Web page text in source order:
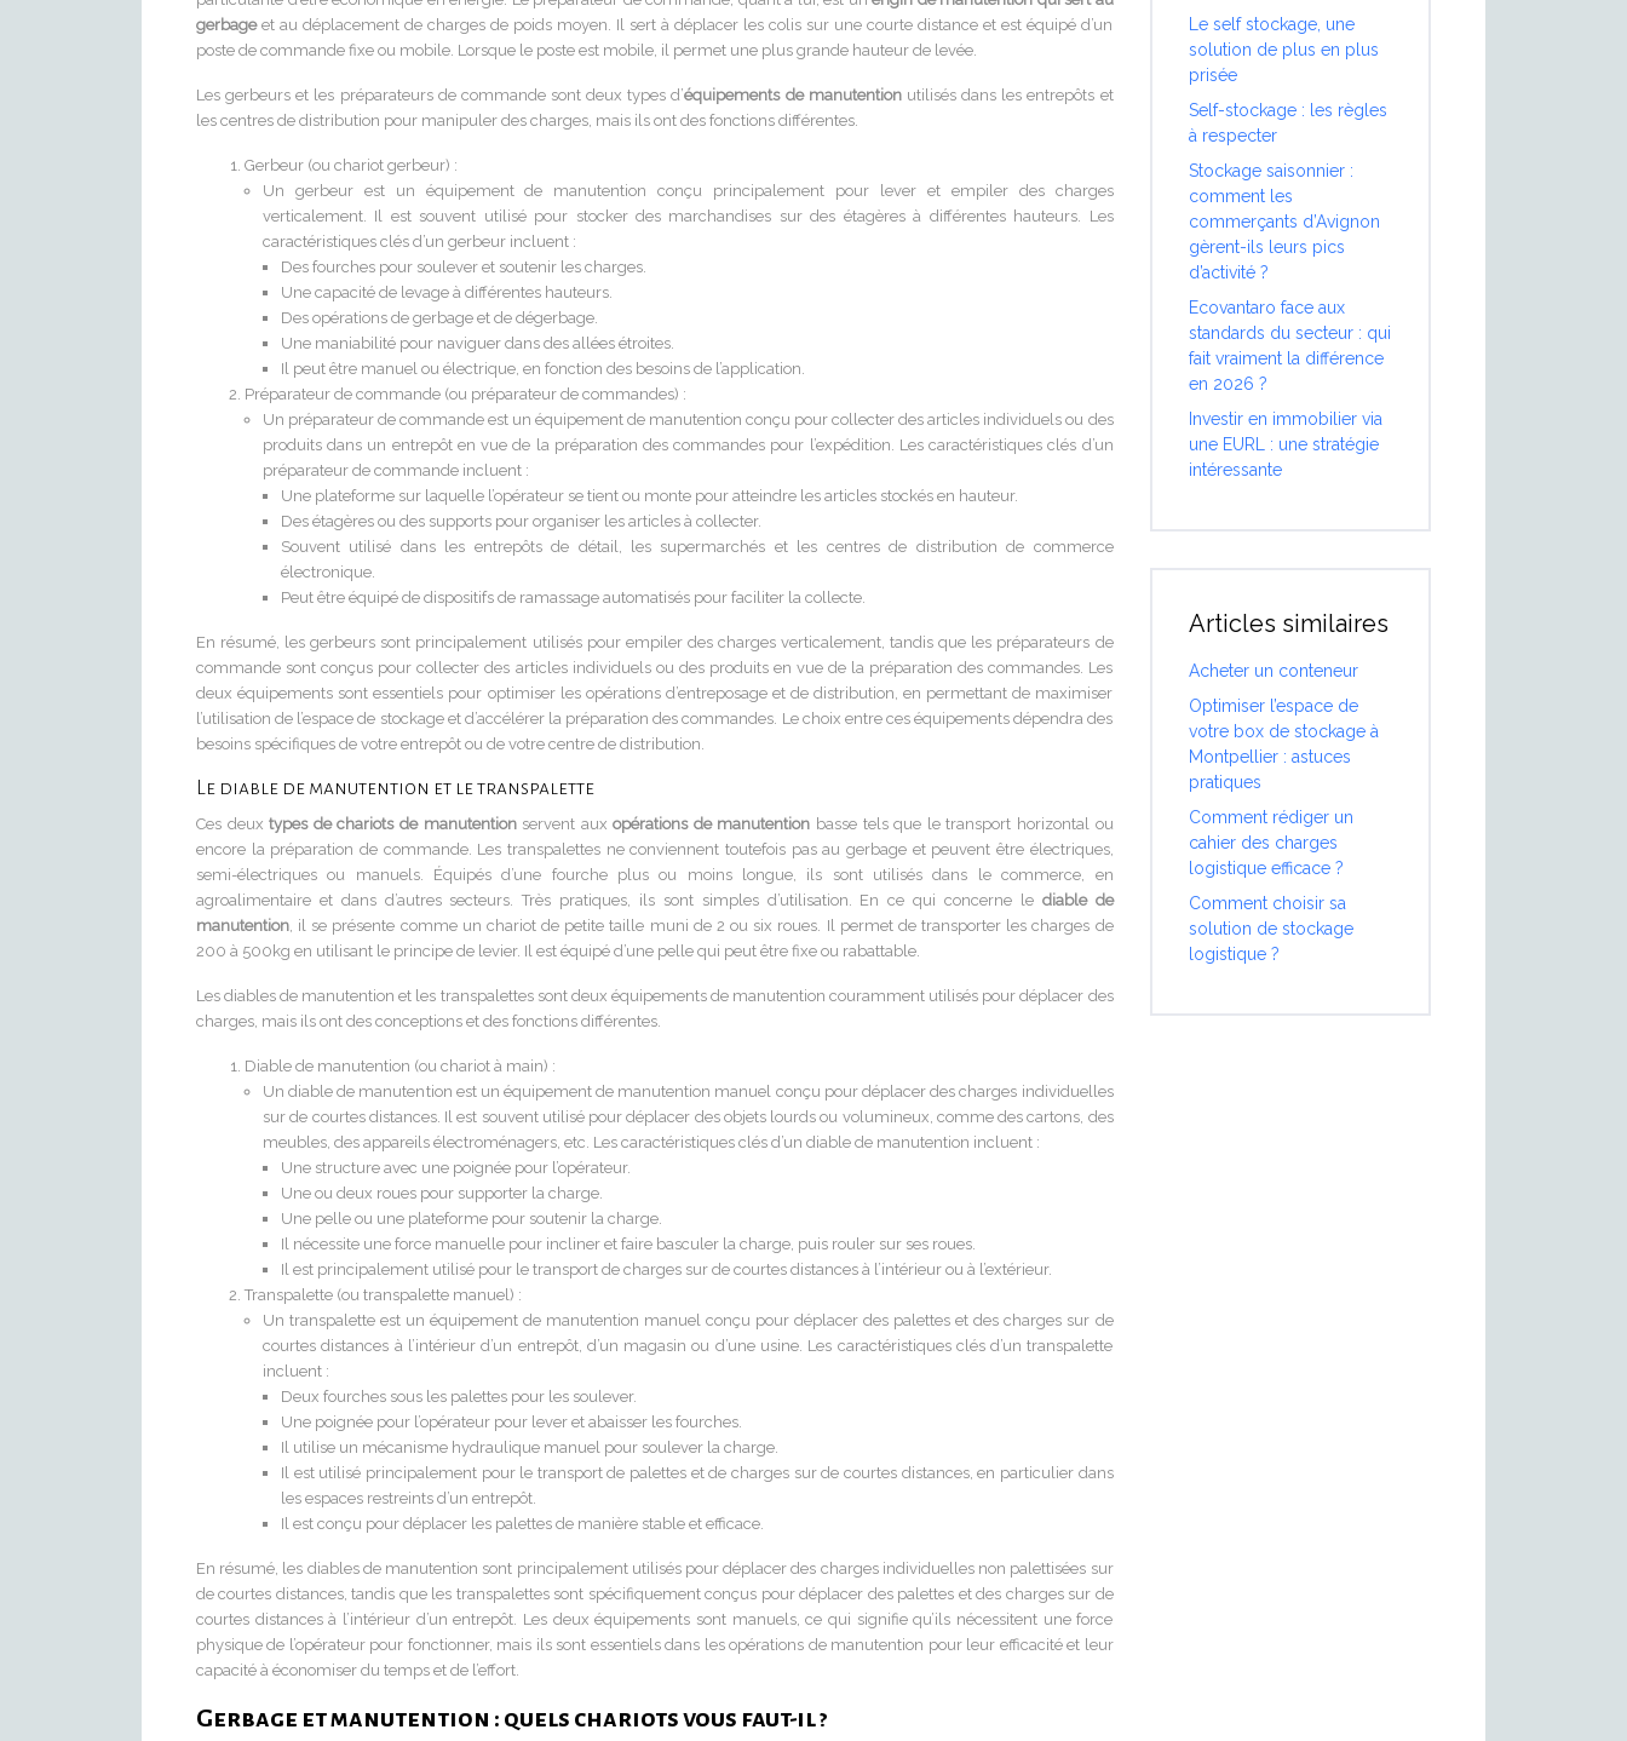
gerbageet au déplacement de charges de poids moyen. Il sert à déplacer les colis sur une courte distance et est équipé d’un
poste de commande fixe ou mobile. Lorsque le poste est mobile, il permet une plus grande hauteur de levée.
Les gerbeurs et les préparateurs de commande sont deux types d’équipements de manutentionutilisés dans les entrepôts et
les centres de distribution pour manipuler des charges, mais ils ont des fonctions différentes.
Gerbeur (ou chariot gerbeur) :
Un gerbeur est un équipement de manutention conçu principalement pour lever et empiler des charges
verticalement. Il est souvent utilisé pour stocker des marchandises sur des étagères à différentes hauteurs. Les
caractéristiques clés d’un gerbeur incluent :
Des fourches pour soulever et soutenir les charges.
Une capacité de levage à différentes hauteurs.
Des opérations de gerbage et de dégerbage.
Une maniabilité pour naviguer dans des allées étroites.
Il peut être manuel ou électrique, en fonction des besoins de l’application.
Préparateur de commande (ou préparateur de commandes) :
Un préparateur de commande est un équipement de manutention conçu pour collecter des articles individuels ou des
produits dans un entrepôt en vue de la préparation des commandes pour l’expédition. Les caractéristiques clés d’un
préparateur de commande incluent :
Une plateforme sur laquelle l’opérateur se tient ou monte pour atteindre les articles stockés en hauteur.
Des étagères ou des supports pour organiser les articles à collecter.
Souvent utilisé dans les entrepôts de détail, les supermarchés et les centres de distribution de commerce
électronique.
Peut être équipé de dispositifs de ramassage automatisés pour faciliter la collecte.
En résumé, les gerbeurs sont principalement utilisés pour empiler des charges verticalement, tandis que les préparateurs de
commande sont conçus pour collecter des articles individuels ou des produits en vue de la préparation des commandes. Les
deux équipements sont essentiels pour optimiser les opérations d’entreposage et de distribution, en permettant de maximiser
l’utilisation de l’espace de stockage et d’accélérer la préparation des commandes. Le choix entre ces équipements dépendra des
besoins spécifiques de votre entrepôt ou de votre centre de distribution.
Le diable de manutention et le transpalette
Ces deuxtypes de chariots de manutentionservent auxopérations de manutention basse tels que le transport horizontal ou
encore la préparation de commande. Les transpalettes ne conviennent toutefois pas au gerbage et peuvent être électriques,
semi-électriques ou manuels. Équipés d’une fourche plus ou moins longue, ils sont utilisés dans le commerce, en
agroalimentaire et dans d’autres secteurs. Très pratiques, ils sont simples d’utilisation. En ce qui concerne lediable de
manutention, il se présente comme un chariot de petite taille muni de 2 ou six roues. Il permet de transporter les charges de
200 à 500kg en utilisant le principe de levier. Il est équipé d’une pelle qui peut être fixe ou rabattable.
Les diables de manutention et les transpalettes sont deux équipements de manutention couramment utilisés pour déplacer des
charges, mais ils ont des conceptions et des fonctions différentes.
Diable de manutention (ou chariot à main) :
Un diable de manutention est un équipement de manutention manuel conçu pour déplacer des charges individuelles
sur de courtes distances. Il est souvent utilisé pour déplacer des objets lourds ou volumineux, comme des cartons, des
meubles, des appareils électroménagers, etc. Les caractéristiques clés d’un diable de manutention incluent :
Une structure avec une poignée pour l’opérateur.
Une ou deux roues pour supporter la charge.
Une pelle ou une plateforme pour soutenir la charge.
Il nécessite une force manuelle pour incliner et faire basculer la charge, puis rouler sur ses roues.
Il est principalement utilisé pour le transport de charges sur de courtes distances à l’intérieur ou à l’extérieur.
Transpalette (ou transpalette manuel) :
Un transpalette est un équipement de manutention manuel conçu pour déplacer des palettes et des charges sur de
courtes distances à l’intérieur d’un entrepôt, d’un magasin ou d’une usine. Les caractéristiques clés d’un transpalette
incluent :
Deux fourches sous les palettes pour les soulever.
Une poignée pour l’opérateur pour lever et abaisser les fourches.
Il utilise un mécanisme hydraulique manuel pour soulever la charge.
Il est utilisé principalement pour le transport de palettes et de charges sur de courtes distances, en particulier dans
les espaces restreints d’un entrepôt.
Il est conçu pour déplacer les palettes de manière stable et efficace.
En résumé, les diables de manutention sont principalement utilisés pour déplacer des charges individuelles non palettisées sur
de courtes distances, tandis que les transpalettes sont spécifiquement conçus pour déplacer des palettes et des charges sur de
courtes distances à l’intérieur d’un entrepôt. Les deux équipements sont manuels, ce qui signifie qu’ils nécessitent une force
physique de l’opérateur pour fonctionner, mais ils sont essentiels dans les opérations de manutention pour leur efficacité et leur
capacité à économiser du temps et de l’effort.
Gerbage et manutention : quels chariots vous faut-il ?
Le self stockage, une
solution de plus en plus
prisée
Self-stockage : les règles
à respecter
Stockage saisonnier :
comment les
commerçants d’Avignon
gèrent-ils leurs pics
d’activité ?
Ecovantaro face aux
standards du secteur : qui
fait vraiment la différence
en 2026 ?
Investir en immobilier via
une EURL : une stratégie
intéressante
Articles similaires
Acheter un conteneur
Optimiser l’espace de
votre box de stockage à
Montpellier : astuces
pratiques
Comment rédiger un
cahier des charges
logistique efficace ?
Comment choisir sa
solution de stockage
logistique ?